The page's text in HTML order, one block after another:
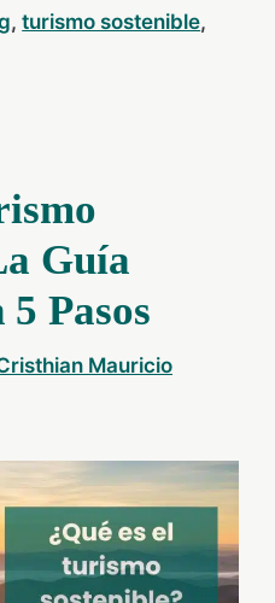
,turismo sostenible,
Guía
Pasos
Mauricio